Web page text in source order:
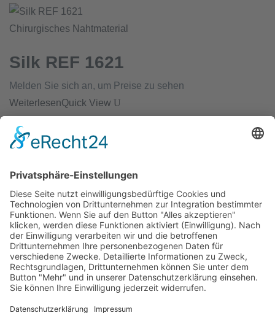
Chirurgisches Nahtmaterial
Silk REF 1621
Melden Sie sich an, um Preise zu sehen
WeiterlesenQuick View
Chirurgisches Nahtmaterial
Propylen
Melden Sie sich an, um Preise zu sehen
WeiterlesenQuick View
Chirurgisches Nahtmaterial
Polyamid REF 5633